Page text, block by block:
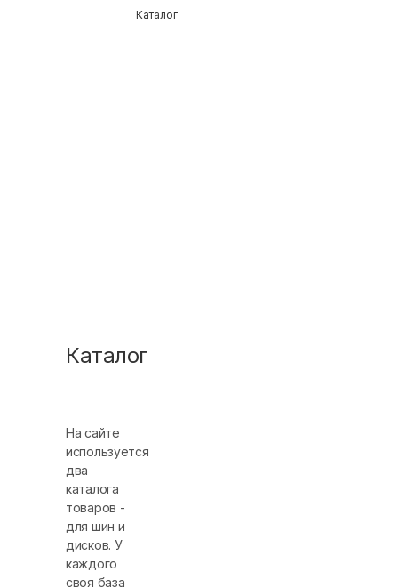
Каталог
Каталог
На сайте
используется
два
каталога
товаров -
для шин и
дисков. У
каждого
своя база